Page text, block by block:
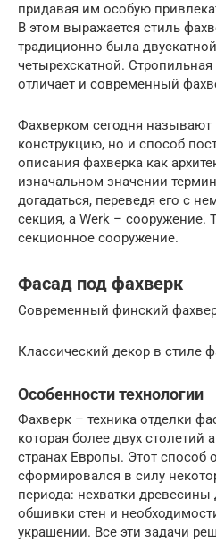
придавая им особую
В этом выражается стиль
традиционно была
четырехскатной. Стропильная
отличает и современный
Фахверком сегодня называют
конструкцию, но и способ
описания фахверка как
изначальном значении
догадаться, переведя его с
секция, а Werk – сооружение.
секционное сооружение.
Фасад под фахверк
Современный финский
Классический декор в стиле
Особенности технологии
Фахверк – техника отделки
которая более двух столетий
странах Европы. Этот способ
сформировался в силу
периода: нехватки
обшивки стен и
украшении. Все эти задачи